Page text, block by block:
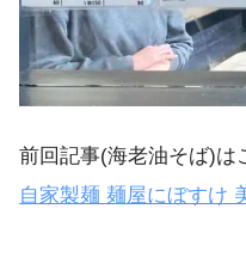
前回記事( 海老油そば)は
自家製麺 麺屋にぼすけ